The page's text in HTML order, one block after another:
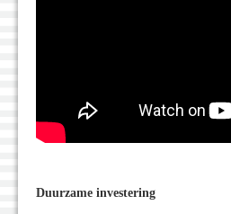
Duurzame investering